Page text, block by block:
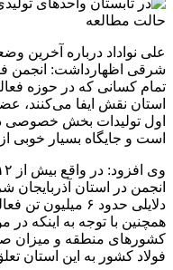
حالت مطالعه
علی نواداد درباره آخرین
تمام کسانی که در حوزه
استان نقش ایفا می‌کنند،
اول تولیدات بخش خصوصی
است و جایگاه بسیار خوبی
انجمن در استان
دلایلی حدود ۶
همچنین با توجه به اینکه
فولاد کشور به این استان